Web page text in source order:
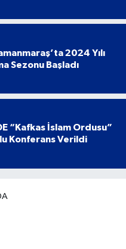
2024 Yılı
Sezonu Başladı
“Kafkas İslam Ordusu”
Konferans Verildi